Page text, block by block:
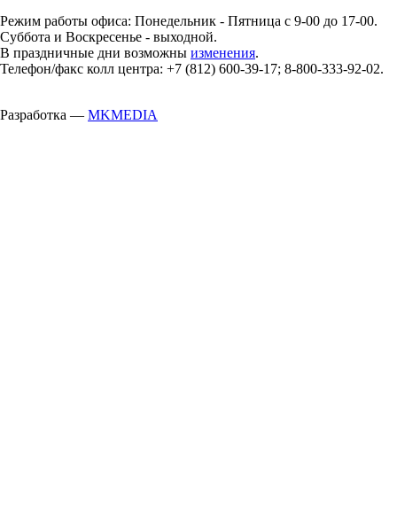
Режим работы офиса: Понедельник - Пятница с 9-00 до 17-00.
Суббота и Воскресенье - выходной.
В праздничные дни возможны изменения.
Телефон/факс колл центра: +7 (812) 600-39-17; 8-800-333-92-02.
Разработка — MKMEDIA